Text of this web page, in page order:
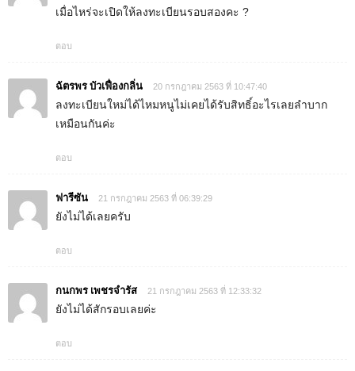
เมื่อไหร่จะเปิดให้ลงทะเบียนรอบสองคะ ?
ตอบ
ฉัตรพร บัวเฟื่องกลิ่น 20 กรกฎาคม 2563 ที่ 10:47:40
ลงทะเบียนใหม่ได้ไหมหนูไม่เคยได้รับสิทธิ์อะไรเลยลำบาก
เหมือนกันค่ะ
ตอบ
ฟารีซัน 21 กรกฎาคม 2563 ที่ 06:39:29
ยังไม่ได้เลยครับ
ตอบ
กนกพร​ เพชร​จ​ำ​รัส 21 กรกฎาคม 2563 ที่ 12:33:32
ยังไม่ได้​สักรอบเลยค่ะ
ตอบ